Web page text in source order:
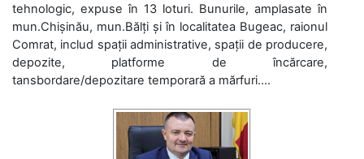
tehnologic, expuse în 13 loturi. Bunurile, amplasate în
mun.Chișinău, mun.Bălți și în localitatea Bugeac, raionul
Comrat, includ spații administrative, spații de producere,
depozite, platforme de încărcare,
tansbordare/depozitare temporară a mărfuri....